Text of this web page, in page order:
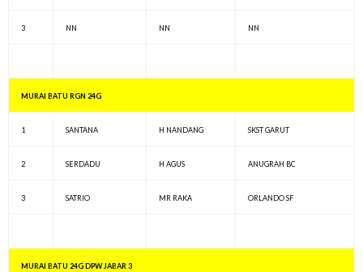
3 NN NN NN
MURAI BATU RGN 24G
1 SANTANA H NANDANG SKST GARUT
2 SERDADU H AGUS ANUGRAH BC
3 SATRIO MR RAKA ORLANDO SF
MURAI BATU 24G DPW JABAR 3